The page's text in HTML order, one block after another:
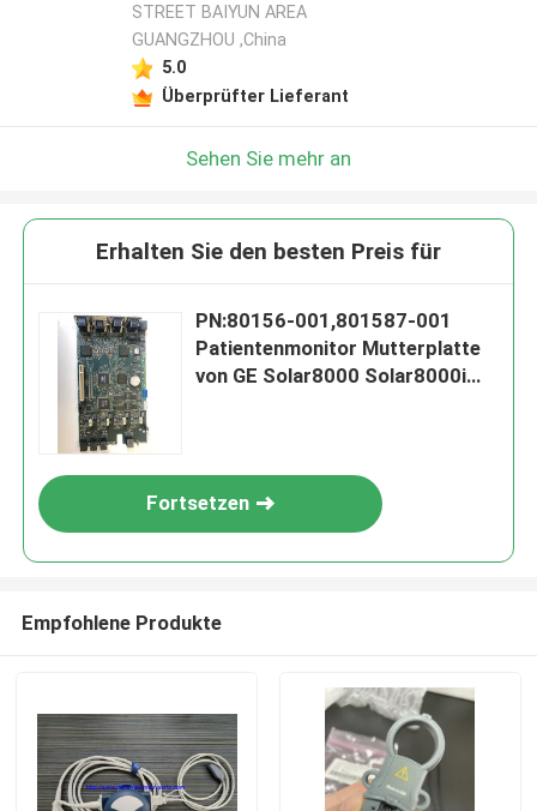
STREET BAIYUN AREA
GUANGZHOU ,China
5.0
Überprüfter Lieferant
Sehen Sie mehr an
Erhalten Sie den besten Preis für
PN:80156-001,801587-001
Patientenmonitor Mutterplatte
von GE Solar8000 Solar8000i
Fortsetzen
Empfohlene Produkte